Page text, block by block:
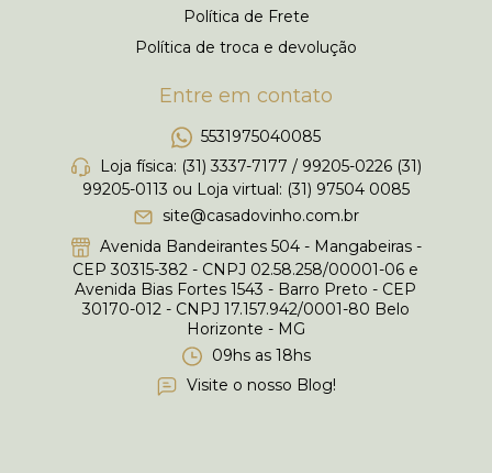
Política de Frete
Política de troca e devolução
Entre em contato
5531975040085
Loja física: (31) 3337-7177 / 99205-0226 (31)
99205-0113 ou Loja virtual: (31) 97504 0085
site@casadovinho.com.br
Avenida Bandeirantes 504 - Mangabeiras -
CEP 30315-382 - CNPJ 02.58.258/00001-06 e
Avenida Bias Fortes 1543 - Barro Preto - CEP
30170-012 - CNPJ 17.157.942/0001-80 Belo
Horizonte - MG
09hs as 18hs
Visite o nosso Blog!